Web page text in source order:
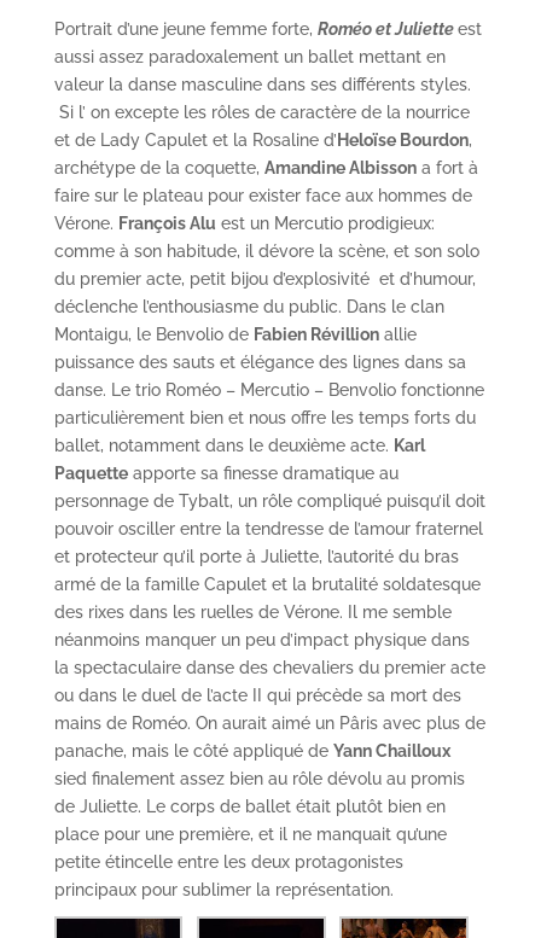
Portrait d’une jeune femme forte, Roméo et Julietteest
aussi assez paradoxalement un ballet mettant en
valeur la danse masculine dans ses différents styles.
Si l’ on excepte les rôles de caractère de la nourrice
et de Lady Capulet et la Rosaline d’ Heloïse Bourdon,
archétype de la coquette, Amandine Albissona fort à
faire sur le plateau pour exister face aux hommes de
Vérone. François Alu est un Mercutio prodigieux:
comme à son habitude, il dévore la scène, et son solo
du premier acte, petit bijou d’explosivité et d’humour,
déclenche l’enthousiasme du public. Dans le clan
Montaigu, le Benvolio de Fabien Révillionallie
puissance des sauts et élégance des lignes dans sa
danse. Le trio Roméo – Mercutio – Benvolio fonctionne
particulièrement bien et nous offre les temps forts du
ballet, notamment dans le deuxième acte. Karl
Paquetteapporte sa finesse dramatique au
personnage de Tybalt, un rôle compliqué puisqu’il doit
pouvoir osciller entre la tendresse de l’amour fraternel
et protecteur qu’il porte à Juliette, l’autorité du bras
armé de la famille Capulet et la brutalité soldatesque
des rixes dans les ruelles de Vérone. Il me semble
néanmoins manquer un peu d’impact physique dans
la spectaculaire danse des chevaliers du premier acte
ou dans le duel de l’acte II qui précède sa mort des
mains de Roméo. On aurait aimé un Pâris avec plus de
panache, mais le côté appliqué de Yann Chailloux
sied finalement assez bien au rôle dévolu au promis
de Juliette. Le corps de ballet était plutôt bien en
place pour une première, et il ne manquait qu’une
petite étincelle entre les deux protagonistes
principaux pour sublimer la représentation.